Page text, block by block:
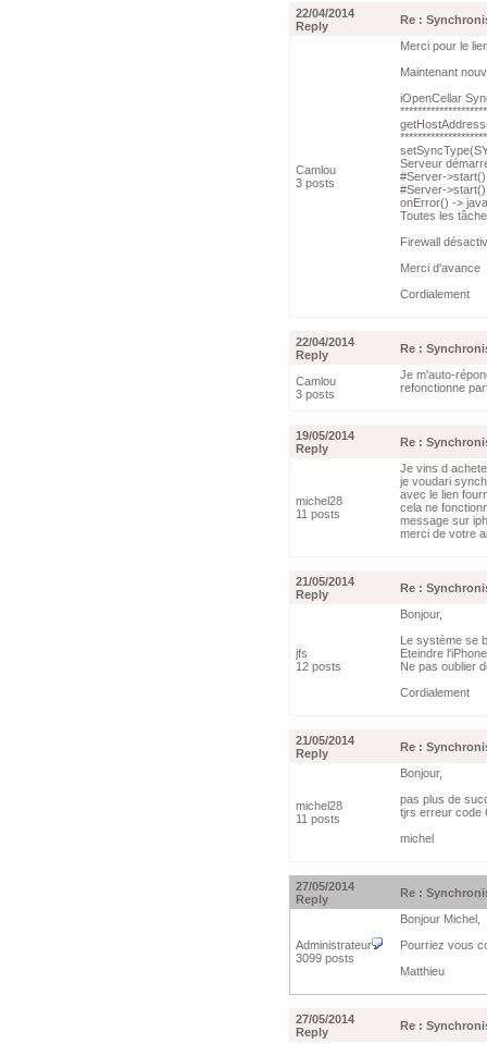
22/04/2014
Reply
Re :
Camlou
3 posts
Merci pour le
Maintenant
iOpenCellar
Serveur
#Server->start()
#Server-
onError() ->
Toutes les
Firewall
Merci d'avance
Cordialement
22/04/2014
Reply
Re :
Camlou
3 posts
Je m'auto-
refonctionne
19/05/2014
Reply
Re :
michel28
11 posts
Je vins d
je voudari
avec le lien
cela ne
message sur
merci de votre
21/05/2014
Reply
Re :
jfs
12 posts
Bonjour,
Le système se
Eteindre
Ne pas oublier
Cordialement
21/05/2014
Reply
Re :
michel28
11 posts
Bonjour,
pas plus de
tjrs erreur code
michel
27/05/2014
Reply
Re :
Administrateur
3099 posts
Bonjour Michel,
Pourriez vous
Matthieu
27/05/2014
Reply
Re :